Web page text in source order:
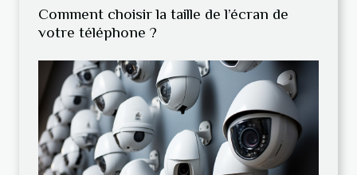
Comment choisir la taille de l’écran de
votre téléphone ?